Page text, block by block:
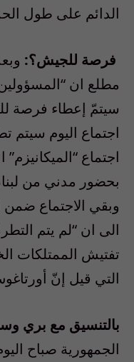
الدائم على طول
فرصة للجيش؟:
مطلع ان “المسؤولين
سيتمّ إعطاء فرصة
اجتماع اليوم سيتم
اجتماع “الميكانيزم”
بحضور مدني من
وبقي الاجتماع ضمن
الى ان “لم يتم
تفتيش الممتلكات
التي قيل إنّ
بالتنسيق مع بري
الجمهورية صباح